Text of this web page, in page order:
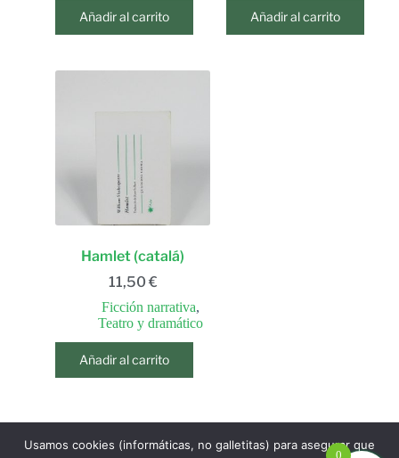
Añadir al carrito Añadir al carrito
Hamlet (catalá)
11,50 €
Ficción narrativa,
Teatro y dramático
Añadir al carrito
ANTERIOR 0
Usamos cookies (informáticas, no galletitas) para asegurar que